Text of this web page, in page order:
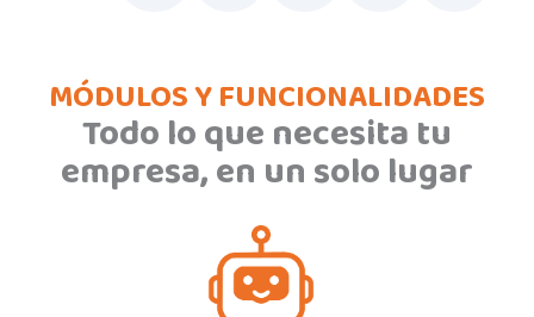
MÓDULOS Y FUNCIONALIDADES
Todo lo que necesita tu
empresa, en un solo lugar